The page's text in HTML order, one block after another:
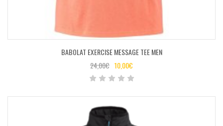
BABOLAT EXERCISE MESSAGE TEE MEN
24,00€ 10,00€